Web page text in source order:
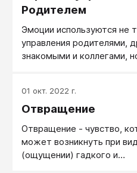
Родителем
Эмоции используются не
управления родителями,
знакомыми и коллегами,
01 окт. 2022 г.
Отвращение
Отвращение - чувство,
может возникнуть при
(ощущении) гадкого и